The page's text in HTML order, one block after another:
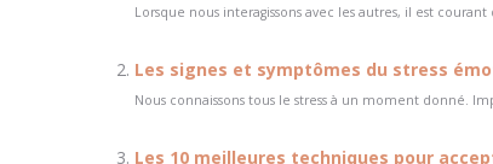
Lorsque nous interagissons avec les autres, il est
Les signes et symptômes du stress
Nous connaissons tous le stress à un moment donné.
Les 10 meilleures techniques pour